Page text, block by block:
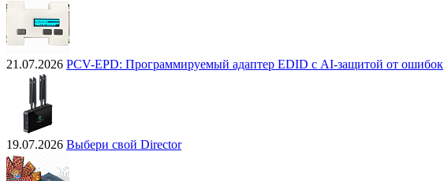
21.07.2026 PCV-EPD: Программируемый адаптер EDID с AI-защитой от ошибок
19.07.2026 Выбери свой Director